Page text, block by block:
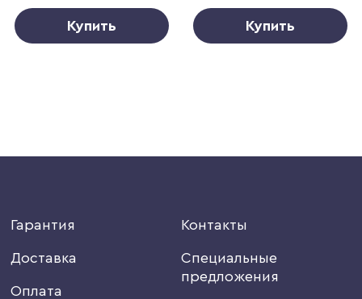
Купить Купить
Гарантия
Доставка
Оплата
Контакты
Специальные
предложения